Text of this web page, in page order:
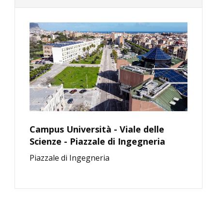
Campus Università - Viale delle
Scienze - Piazzale di Ingegneria
Piazzale di Ingegneria